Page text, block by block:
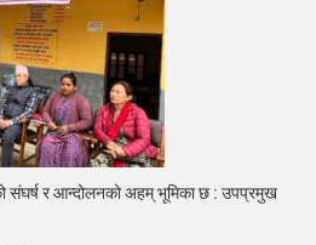
संघर्ष र आन्दोलनको अहम् भूमिका छ : उपप्रमुख